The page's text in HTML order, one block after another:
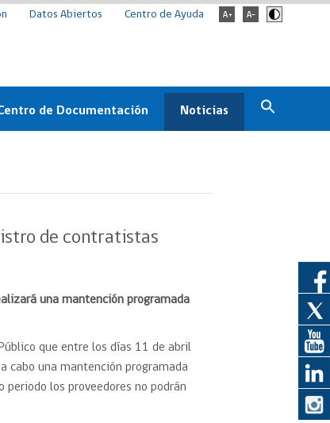
Datos Abiertos Centro de Ayuda
de Documentación Noticias
Archivo de noticias
Casos de éxito
de contratistas
una mantención programada
que entre los días 11 de abril
cabo una mantención programada
periodo los proveedores no podrán